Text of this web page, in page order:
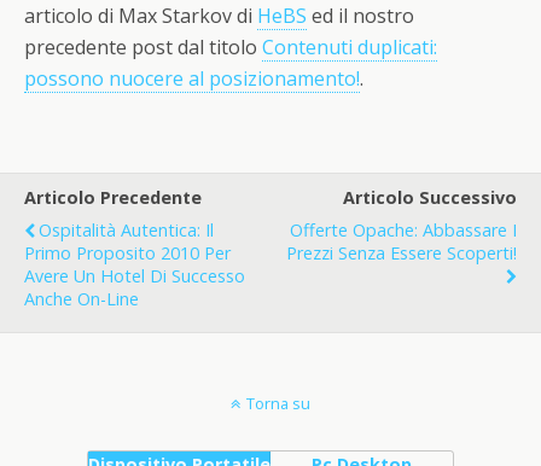
articolo di Max Starkov di HeBS ed il nostro
precedente post dal titolo Contenuti duplicati:
possono nuocere al posizionamento!.
Articolo Precedente
Ospitalità Autentica: Il
Primo Proposito 2010 Per
Avere Un Hotel Di Successo
Anche On-Line
Articolo Successivo
Offerte Opache: Abbassare I
Prezzi Senza Essere Scoperti!
Torna su